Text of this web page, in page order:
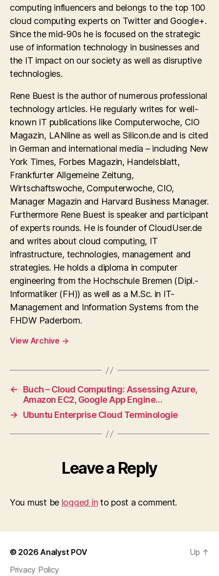
computing influencers and belongs to the top 100
cloud computing experts on Twitter and Google+.
Since the mid-90s he is focused on the strategic
use of information technology in businesses and
the IT impact on our society as well as disruptive
technologies.
Rene Buest is the author of numerous professional
technology articles. He regularly writes for well-
known IT publications like Computerwoche, CIO
Magazin, LANline as well as Silicon.de and is cited
in German and international media – including New
York Times, Forbes Magazin, Handelsblatt,
Frankfurter Allgemeine Zeitung,
Wirtschaftswoche, Computerwoche, CIO,
Manager Magazin and Harvard Business Manager.
Furthermore Rene Buest is speaker and participant
of experts rounds. He is founder of CloudUser.de
and writes about cloud computing, IT
infrastructure, technologies, management and
strategies. He holds a diploma in computer
engineering from the Hochschule Bremen (Dipl.-
Informatiker (FH)) as well as a M.Sc. in IT-
Management and Information Systems from the
FHDW Paderborn.
View Archive →
←
Buch – Cloud Computing: Assessing Azure,
Amazon EC2, Google App Engine…
→
Ubuntu Enterprise Cloud Terminologie
Leave a Reply
You must be logged in to post a comment.
© 2026Analyst POV
Privacy Policy
Up ↑